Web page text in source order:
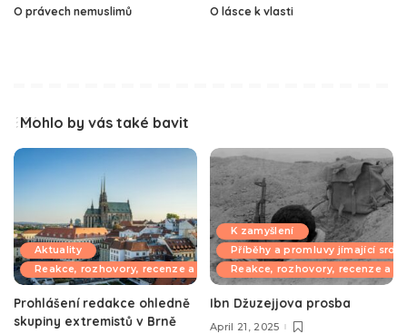
O právech nemuslimů O lásce k vlasti
Mohlo by vás také bavit
Aktuality
Reakce, rozhovory, recenze a komentáře
Prohlášení redakce ohledně
skupiny extremistů v Brně
K zamyšlení
Příběhy a promluvy jímající
Reakce, rozhovory, recenze a
Ibn Džuzejjova prosba
April 21, 2025